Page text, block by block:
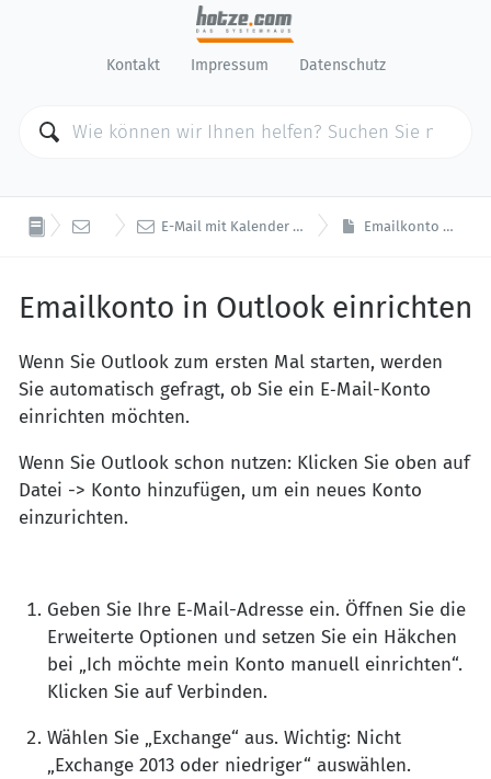
Kontakt Impressum Datenschutz
 E-Mail  E-Mail mit Kalender / Kontakte Abgleich (Exchange) Emailkonto in Outlook einrichten
Emailkonto in Outlook einrichten
Wenn Sie Outlook zum ersten Mal starten, werden
Sie automatisch gefragt, ob Sie ein E‑Mail-Konto
einrichten möchten.
Wenn Sie Outlook schon nutzen: Klicken Sie oben auf
Datei -> Konto hinzufügen, um ein neues Konto
einzurichten.
Geben Sie Ihre E‑Mail-Adresse ein. Öffnen Sie die
Erweiterte Optionen und setzen Sie ein Häkchen
bei „Ich möchte mein Konto manuell einrichten“.
Klicken Sie auf Verbinden.
Wählen Sie „Exchange“ aus. Wichtig: Nicht
„Exchange 2013 oder niedriger“ auswählen.